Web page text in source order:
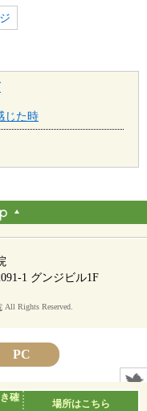
じた時
1 グンジビル1F
All Rights Reserved.
確
場所はこちら
PC